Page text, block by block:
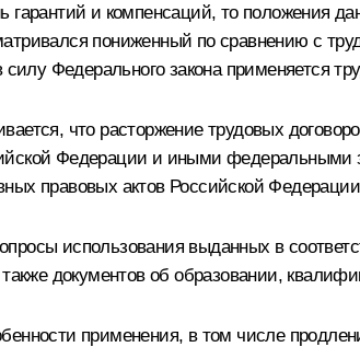
гарантий и компенсаций, то положения
пониженный по сравнению с
Федерального закона применяется
что расторжение трудовых
Федерации и иными федеральными
правовых актов Российской
использования выданных в
также документов об образовании,
применения, в том числе